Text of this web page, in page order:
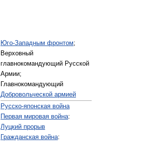
Юго-Западным фронтом;
Верховный
главнокомандующий Русской
Армии;
Главнокомандующий
Добровольческой армией
Русско-японская война
Первая мировая война:
Луцкий прорыв
Гражданская война: